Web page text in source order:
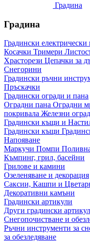
Градина
Градина
Градински
Косачки Тримери
Храсторези Цепачки за
Снегорини
Градински ръчни
Пръскачки
Градински огради и пана
Оградни пана Оградни
покривала Железни
Градински къщи и
Градински къщи
Напояване
Маркучи Помпи
Къмпинг, грил, басейни
Грилове и камини
Озеленяване и декорация
Саксии, Кашпи и
Декоративни камъни
Градински артикули
Други градински
Снегопочистване и
Ръчни инструменти за
за обезледяване